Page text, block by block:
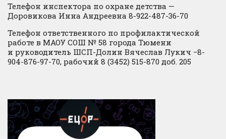
Телефон инспектора по охране детства —
Доровикова Инна Андреевна 8-922-487-36-70
Телефон ответственного по профилактической
работе в МАОУ СОШ № 58 города Тюмени
и руководитель ШСП-Долин Вячеслав Лукич −8-
904-876-97-70, рабочий 8 (3452) 515-870 доб. 205